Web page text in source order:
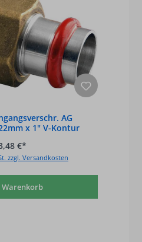
AG
x 1" V-Kontur
€*
zzgl. Versandkosten
Warenkorb